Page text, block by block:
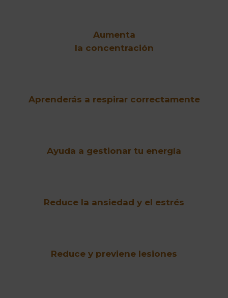
Aumenta
la concentración
Aprenderás a respirar correctamente
Ayuda a gestionar tu energía
Reduce la ansiedad y el estrés
Reduce y previene lesiones